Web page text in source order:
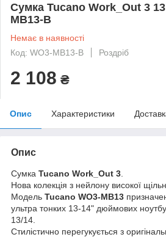
Сумка Tucano Work_Out 3
MB13-B
Немає в наявності
Код: WO3-MB13-B
Роздріб
2 108 ₴
Опис Характеристики
Опис
Сумка Tucano Work_Out 3
Нова колекція з нейлону високої
Модель Tucano WO3-MB13
ультра тонких 13-14" дюймових
13/14.
Стилістично перегукується з